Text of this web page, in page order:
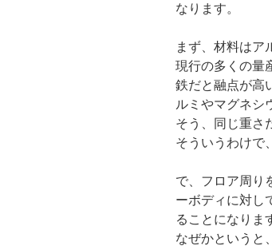
なります。
まず、材料はア
現行の多くの量
鉄だと融点が高
ルミやマグネシ
そう、同じ重さ
そういうわけで
で、フロア周り
ーボディに対し
ることになりま
なぜかというと